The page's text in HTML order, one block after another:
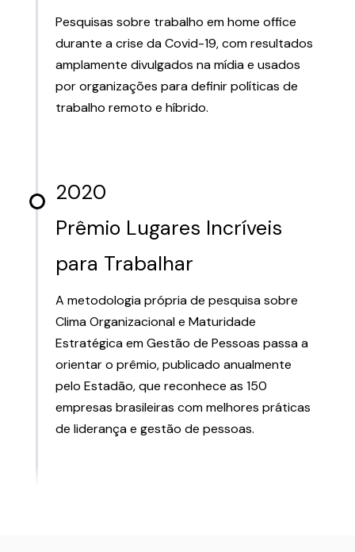
Pesquisas sobre trabalho em home office
durante a crise da Covid-19, com resultados
amplamente divulgados na mídia e usados
por organizações para definir políticas de
trabalho remoto e híbrido.
2020
Prêmio Lugares Incríveis
para Trabalhar
A metodologia própria de pesquisa sobre
Clima Organizacional e Maturidade
Estratégica em Gestão de Pessoas passa a
orientar o prêmio, publicado anualmente
pelo Estadão, que reconhece as 150
empresas brasileiras com melhores práticas
de liderança e gestão de pessoas.